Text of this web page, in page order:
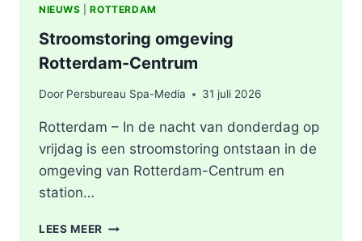
NIEUWS |ROTTERDAM
Stroomstoring omgeving
Rotterdam-Centrum
Door Persbureau Spa-Media 31 juli 2026
Rotterdam – In de nacht van donderdag op
vrijdag is een stroomstoring ontstaan in de
omgeving van Rotterdam-Centrum en
station…
LEES MEER STROOMSTORING